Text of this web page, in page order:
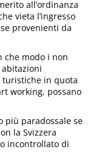
all’ordinanza
vieta l’ingresso
provenienti da
che modo i non
turistiche in quota
working, possano
più paradossale se
la Svizzera
incontrollato di